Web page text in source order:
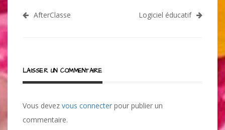
Navigation
AfterClasse Logiciel éducatif
LAISSER UN COMMENTAIRE
Vous devez vous connecter pour publier un
commentaire.